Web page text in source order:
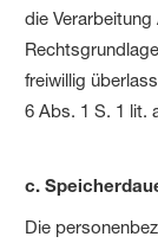
die
freiwillig
6 Abs. 1 S. 1 lit.
c.
Die